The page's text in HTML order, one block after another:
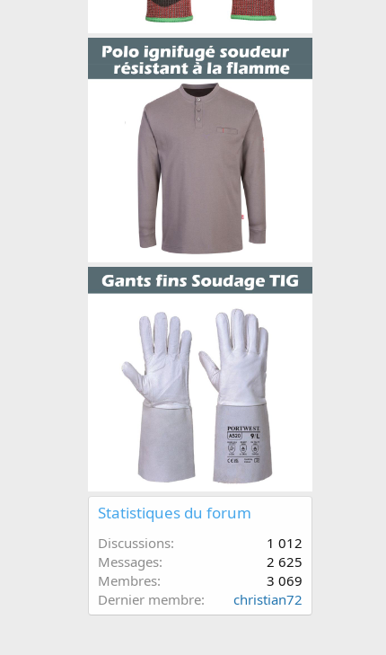
Statistiques du forum
Discussions
1 012
Messages
2 625
Membres
3 069
Dernier membre
christian72